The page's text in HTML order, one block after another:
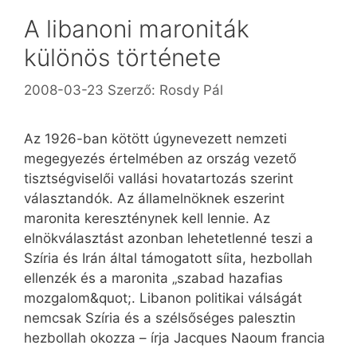
A libanoni maroniták
különös története
2008-03-23 Szerző: Rosdy Pál
Az 1926-ban kötött úgynevezett nemzeti
megegyezés értelmében az ország vezető
tisztségviselői vallási hovatartozás szerint
választandók. Az államelnöknek eszerint
maronita kereszténynek kell lennie. Az
elnökválasztást azonban lehetetlenné teszi a
Szíria és Irán által támogatott síita, hezbollah
ellenzék és a maronita „szabad hazafias
mozgalom&quot;. Libanon politikai válságát
nemcsak Szíria és a szélsőséges palesztin
hezbollah okozza – írja Jacques Naoum francia